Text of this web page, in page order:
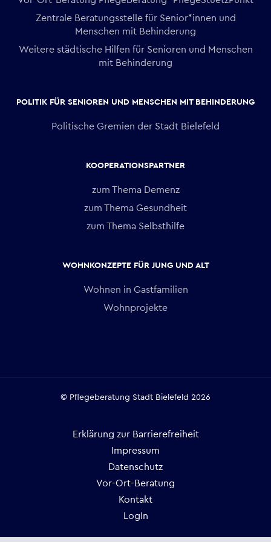
Zentrale Beratungsstelle für Senior*innen und
Menschen mit Behinderung
Weitere städtische Hilfen für Senioren und Menschen
mit Behinderung
POLITIK FÜR SENIOREN UND MENSCHEN MIT BEHINDERUNG
Politische Gremien der Stadt Bielefeld
KOOPERATIONSPARTNER
zum Thema Demenz
zum Thema Gesundheit
zum Thema Selbsthilfe
WOHNKONZEPTE FÜR JUNG UND ALT
Wohnen in Gastfamilien
Wohnprojekte
© Pflegeberatung Stadt Bielefeld 2026
Erklärung zur Barrierefreiheit
Impressum
Datenschutz
Vor-Ort-Beratung
Kontakt
LogIn